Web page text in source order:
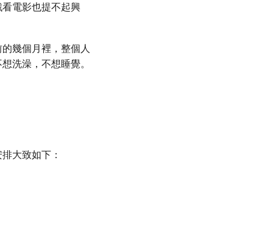
電影也提不起興
幾個月裡，整個人
洗澡，不想睡覺。
大致如下：